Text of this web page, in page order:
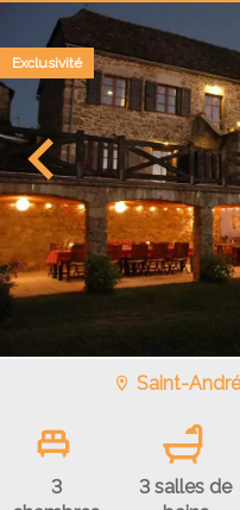
Saint-
3
3 salles de
Exclusivité